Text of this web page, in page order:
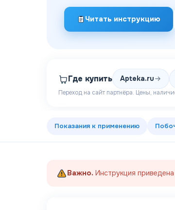
Читать инструкцию
Где купить Apteka.ru
Переход на сайт партнёра. Цены,
Показания к применению
Важно. Инструкция